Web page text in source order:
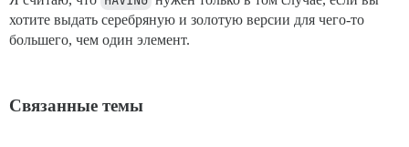
хотите выдать серебряную и золотую версии для чего-то
большего, чем один элемент.
Связанные темы